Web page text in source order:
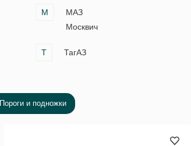
М
МАЗ
Москвич
Т ТагАЗ
Пороги и подножки